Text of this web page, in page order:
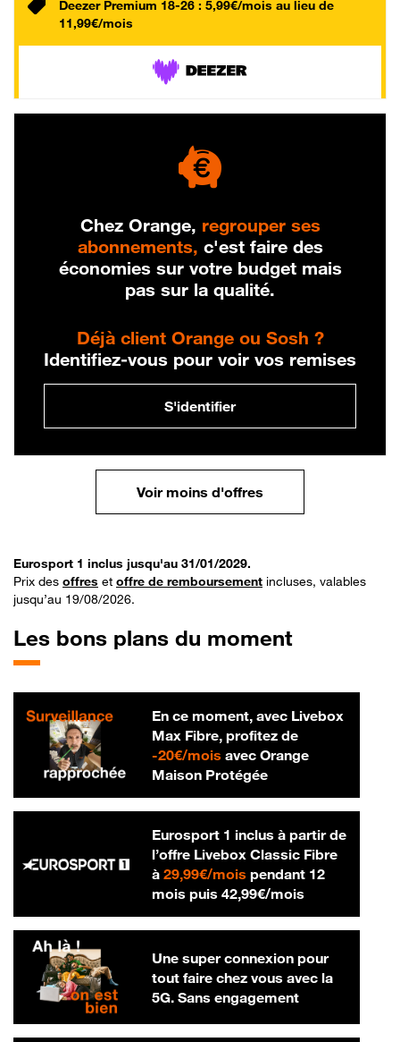
Deezer Premium 18-26 : 5,99€/mois au lieu de
11,99€/mois
Chez Orange, regrouper ses
abonnements, c'est faire des
économies sur votre budget mais
pas sur la qualité.
Déjà client Orange ou Sosh ?
Identifiez-vous pour voir vos remises
S'identifier
Voir moins d'offres
Eurosport 1 inclus jusqu'au 31/01/2029.
Prix des offres et offre de remboursement incluses, valables
jusqu’au 19/08/2026.
Les bons plans du moment
En ce moment, avec Livebox
Max Fibre, profitez de
-20€/mois20 € par mois
avec Orange
Maison Protégée
Eurosport 1 inclus à partir de
l’offre Livebox Classic Fibre
à 29,99€/mois29,99 € par mois
pendant 12
mois puis 42,99€/mois42,99 € par
Une super connexion pour
tout faire chez vous avec la
5G. Sans engagement